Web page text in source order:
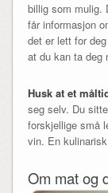
billig som mulig.
får informasjon
det er lett for
at du kan ta deg
Husk at et
seg selv. Du
forskjellige små
vin. En
Om mat og